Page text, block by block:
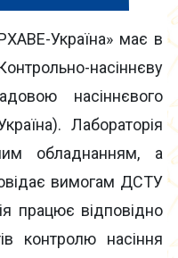
Україна» має в
насіннєву
насіннєвого
Лабораторія
обладнанням, а
вимогам ДСТУ
працює відповідно
контролю насіння